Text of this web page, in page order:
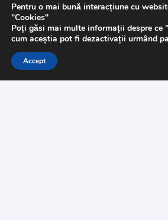
Pasmanterie
Tesaturi
Accesorii
Pentru o mai bună interacțiune cu
"Cookies"
Poți găsi mai multe informații despre ce
cum aceștia pot fi dezactivații urmând
Accept